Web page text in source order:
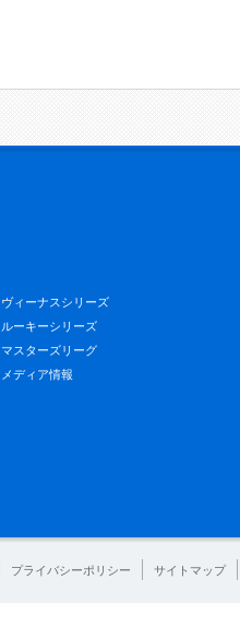
ヴィーナスシリーズ
ルーキーシリーズ
マスターズリーグ
メディア情報
プライバシーポリシー サイトマップ